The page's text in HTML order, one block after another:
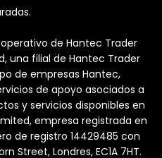
de Hantec Trader
una filial de Hantec Trader
de empresas Hantec,
de apoyo asociados a
y servicios disponibles en
empresa registrada en
de registro 14429485 con
Street, Londres, EC1A 7HT.